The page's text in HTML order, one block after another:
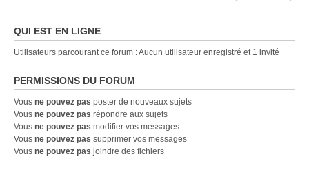
QUI EST EN LIGNE
Utilisateurs parcourant ce forum : Aucun utilisateur enregistré et 1 invité
PERMISSIONS DU FORUM
Vous ne pouvez pas poster de nouveaux sujets
Vous ne pouvez pas répondre aux sujets
Vous ne pouvez pas modifier vos messages
Vous ne pouvez pas supprimer vos messages
Vous ne pouvez pas joindre des fichiers